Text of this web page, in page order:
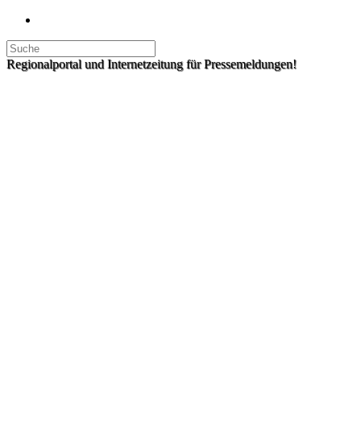
Regionalportal und Internetzeitung für Pressemeldungen!